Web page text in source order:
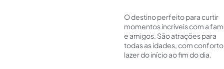
O destino perfeito para curtir
momentos incríveis com a
e amigos. São atrações para
todas as idades, com
lazer do início ao fim do dia.